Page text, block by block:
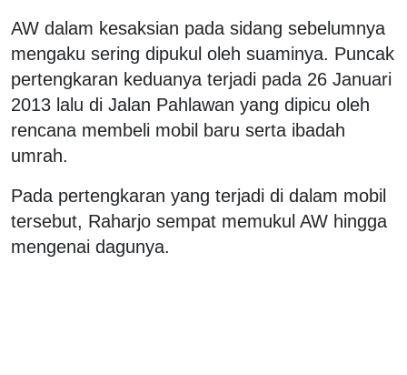
AW dalam kesaksian pada sidang sebelumnya
mengaku sering dipukul oleh suaminya. Puncak
pertengkaran keduanya terjadi pada 26 Januari
2013 lalu di Jalan Pahlawan yang dipicu oleh
rencana membeli mobil baru serta ibadah
umrah.
Pada pertengkaran yang terjadi di dalam mobil
tersebut, Raharjo sempat memukul AW hingga
mengenai dagunya.